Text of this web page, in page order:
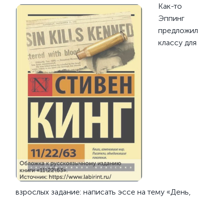
Как-то
Эппинг
предложил
классу для
взрослых задание: написать эссе на тему «День,